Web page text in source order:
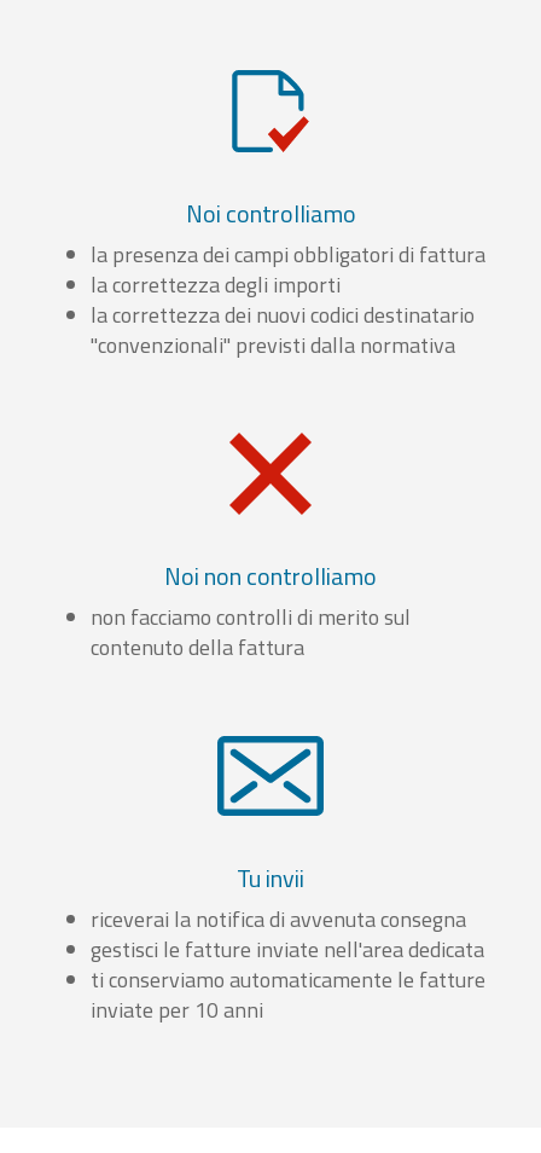
Noi controlliamo
la presenza dei campi obbligatori di fattura
la correttezza degli importi
la correttezza dei nuovi codici destinatario
"convenzionali" previsti dalla normativa
Noi non controlliamo
non facciamo controlli di merito sul
contenuto della fattura
Tu invii
riceverai la notifica di avvenuta consegna
gestisci le fatture inviate nell'area dedicata
ti conserviamo automaticamente le fatture
inviate per 10 anni